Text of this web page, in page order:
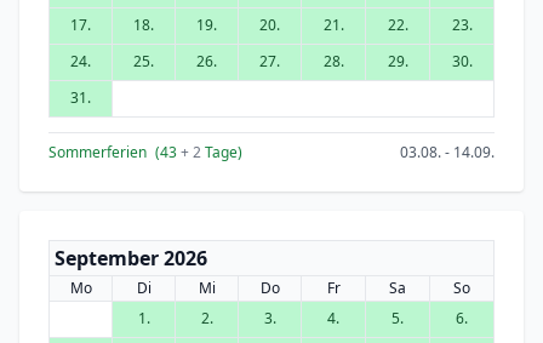
17.
18. 19. 20. 21. 22.
23.
24.
25. 26. 27. 28. 29.
30.
31.
Sommerferien (43+ 2Tage) 03.08. - 14.09.
September 2026
Mo Di Mi Do Fr Sa
So
1.
2. 3. 4. 5.
6.